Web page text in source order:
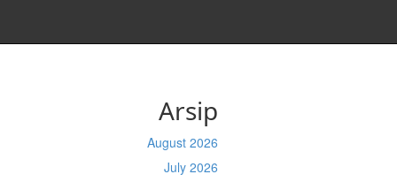
Arsip
August 2026
July 2026